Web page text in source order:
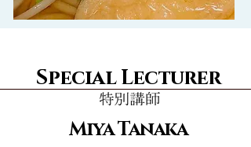
Special Lecturer
Miya Tanaka